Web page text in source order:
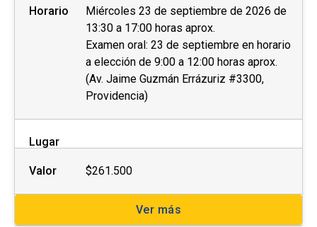
Horario
Miércoles 23 de septiembre de 2026 de
13:30 a 17:00 horas aprox.
Examen oral: 23 de septiembre en horario
a elección de 9:00 a 12:00 horas aprox.
(Av. Jaime Guzmán Errázuriz #3300,
Providencia)
Lugar
Valor $261.500
Ver más